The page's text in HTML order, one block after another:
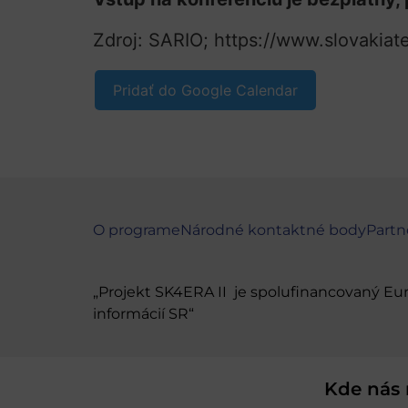
Zdroj: SARIO; https://
Pridať do Google Calendar
O programeNárodné kontaktné body
„Projekt SK4ERA II je spolufinancovaný
informácií SR“
Kde nás